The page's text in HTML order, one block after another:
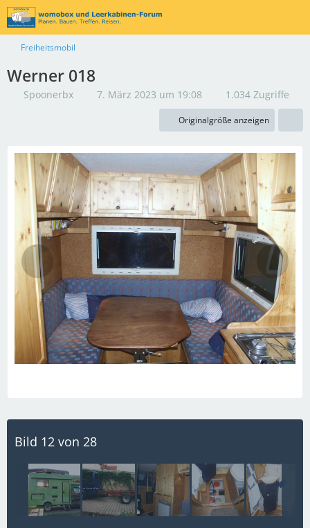
Freiheitsmobil
Werner 018
Spoonerbx 7. März 2023 um 19:08 1.034 Zugriffe
Originalgröße anzeigen
Bild 12 von 28